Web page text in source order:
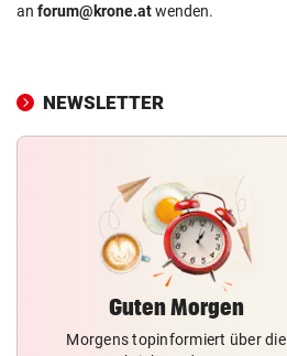
an forum@krone.atwenden.
NEWSLETTER
Guten Morgen
Morgens topinformiert über die